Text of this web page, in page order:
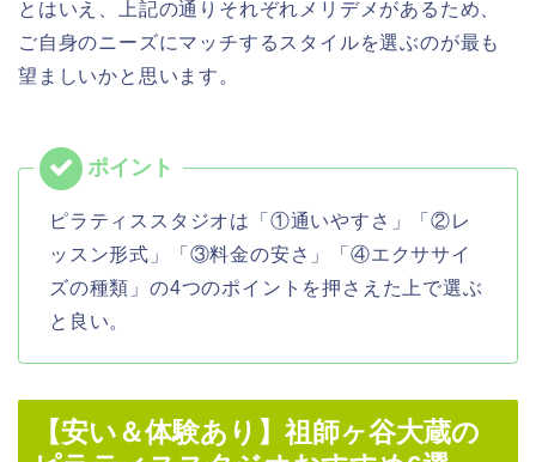
とはいえ、上記の通りそれぞれメリデメがあるため、
ご自身のニーズにマッチするスタイルを選ぶのが最も
望ましいかと思います。
ピラティススタジオは「①通いやすさ」「②レ
ッスン形式」「③料金の安さ」「④エクササイ
ズの種類」の4つのポイントを押さえた上で選ぶ
と良い。
【安い＆体験あり】祖師ヶ谷大蔵の